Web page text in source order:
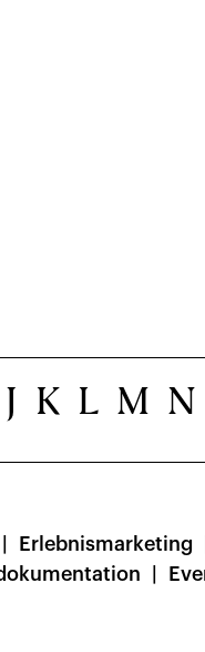
J K L M N
Erlebnismarketing